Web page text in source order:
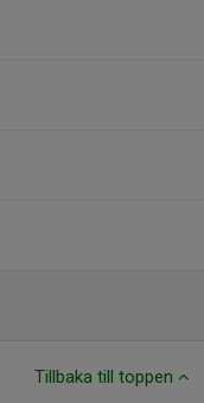
Tillbaka till toppen